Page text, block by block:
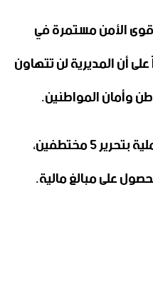
الأمن مستمرة في
أن المديرية لن تتهاون
وأمان المواطنين.
وقامت القوى الأمنية خلال العملية بتحرير 5 مختطفين،
على مبالغ مالية.